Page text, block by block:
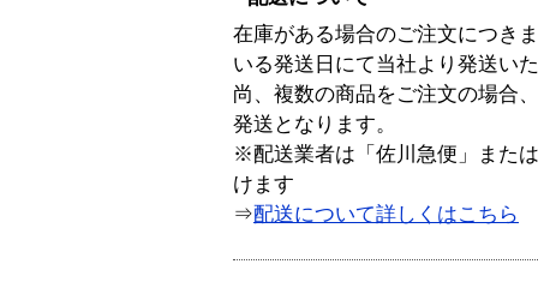
在庫がある場合のご注文につき
いる発送日にて当社より発送い
尚、複数の商品をご注文の場合
発送となります。
※配送業者は「佐川急便」また
けます
⇒配送について詳しくはこちら